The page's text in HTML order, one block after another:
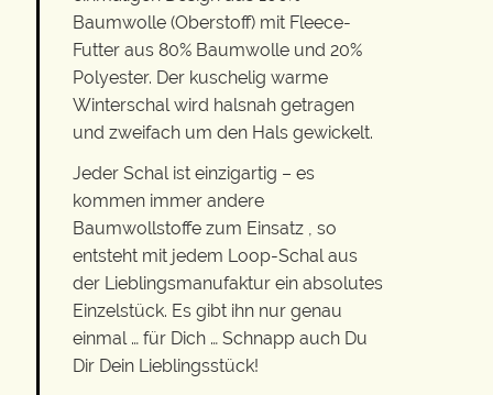
Baumwolle (Oberstoff) mit Fleece-
Futter aus 80% Baumwolle und 20%
Polyester. Der kuschelig warme
Winterschal wird halsnah getragen
und zweifach um den Hals gewickelt.
Jeder Schal ist einzigartig – es
kommen immer andere
Baumwollstoffe zum Einsatz , so
entsteht mit jedem Loop-Schal aus
der Lieblingsmanufaktur ein absolutes
Einzelstück. Es gibt ihn nur genau
einmal … für Dich … Schnapp auch Du
Dir Dein Lieblingsstück!